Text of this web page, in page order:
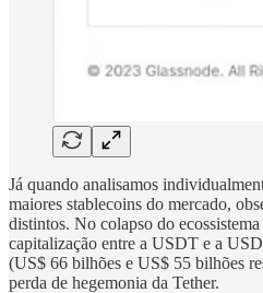
Já quando analisamos
maiores stablecoins do mercado,
distintos. No colapso do
capitalização entre a USDT e a
(US$ 66 bilhões e US$ 55 bilhões
perda de hegemonia da Tether.